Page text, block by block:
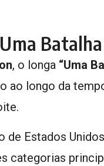
, o longa “Uma
longo da
de Estados
categorias